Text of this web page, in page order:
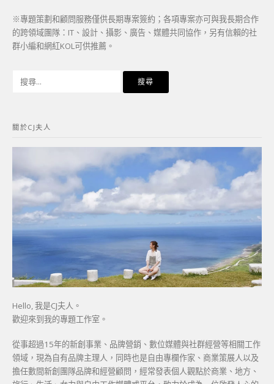
※專題策劃和顧問服務僅供長期專案簽約；各項專案亦可與我長期合作
的跨領域團隊：IT、設計、攝影、廣告、媒體共同協作，另有信賴的社
群小編和網紅KOL可供推薦。
字:
關於CJ夫人
Hello, 我是CJ夫人。
歡迎來到我的專題工作室。
從事超過15年的新創事業、品牌營銷、數位媒體與社群經營等相關工作
領域，現為自有品牌主理人，同時也是自由專欄作家、商業策展人以及
擔任數間新創團隊品牌和經營顧問，經常發表個人觀點於商業、地方、